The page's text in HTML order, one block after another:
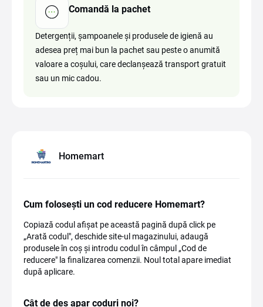
Comandă la pachet
Detergenții, șampoanele și produsele de igienă au
adesea preț mai bun la pachet sau peste o anumită
valoare a coșului, care declanșează transport gratuit
sau un mic cadou.
Homemart
Cum folosești un cod reducere Homemart?
Copiază codul afișat pe această pagină după click pe
„Arată codul", deschide site-ul magazinului, adaugă
produsele în coș și introdu codul în câmpul „Cod de
reducere" la finalizarea comenzii. Noul total apare imediat
după aplicare.
Cât de des apar coduri noi?